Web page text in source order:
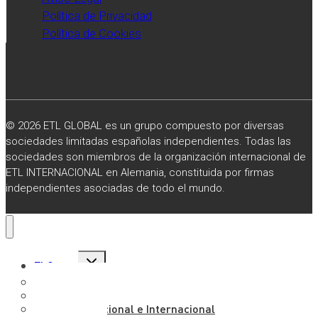
Política de Privacidad
Política de Cookies
© 2026 ETL GLOBAL es un grupo compuesto por diversas
sociedades limitadas españolas independientes. Todas las
sociedades son miembros de la organización internacional de
ETL INTERNACIONAL en Alemania, constituida por firmas
independientes asociadas de todo el mundo.
El Grupo
Alternar
Presencia Nacional e Internacional